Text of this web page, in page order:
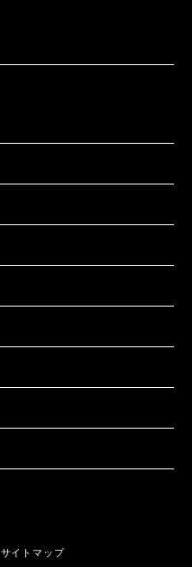
サイトマップ